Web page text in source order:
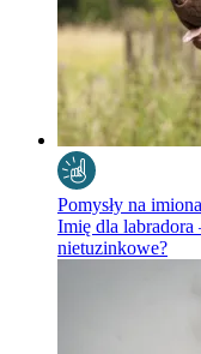
Pomysły na
Imię dla labradora
nietuzinkowe?